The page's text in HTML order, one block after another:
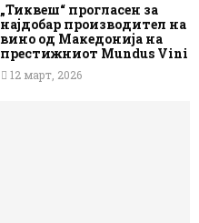
„Тиквеш“ прогласен за
најдобар производител на
вино од Македонија на
престижниот Mundus Vini
12 март, 2026